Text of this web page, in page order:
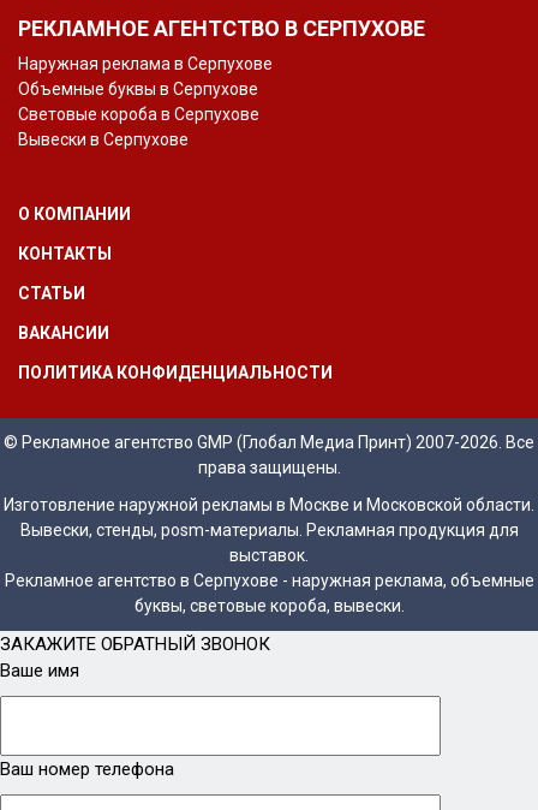
РЕКЛАМНОЕ АГЕНТСТВО В СЕРПУХОВЕ
Наружная реклама в Серпухове
Объемные буквы в Серпухове
Световые короба в Серпухове
Вывески в Серпухове
О КОМПАНИИ
КОНТАКТЫ
СТАТЬИ
ВАКАНСИИ
ПОЛИТИКА КОНФИДЕНЦИАЛЬНОСТИ
© Рекламное агентство GMP (Глобал Медиа Принт) 2007-2026. Все
права защищены.
Изготовление наружной рекламы в Москве и Московской области.
Вывески, стенды, posm-материалы. Рекламная продукция для
выставок.
Рекламное агентство в Серпухове - наружная реклама, объемные
буквы, световые короба, вывески.
ЗАКАЖИТЕ ОБРАТНЫЙ ЗВОНОК
Ваше имя
Ваш номер телефона